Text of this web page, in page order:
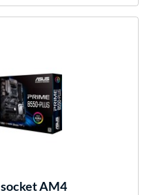
socket AM4